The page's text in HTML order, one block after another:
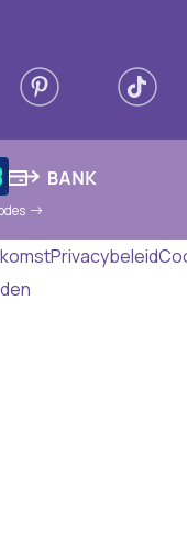
Privacybeleid